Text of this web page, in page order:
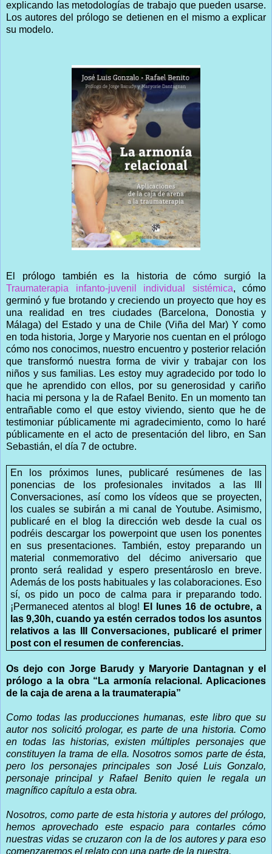
explicando las metodologías de trabajo que pueden usarse.
Los autores del prólogo se detienen en el mismo a explicar
su modelo.
El prólogo también es la historia de cómo surgió la
Traumaterapia infanto-juvenil individual sistémica, cómo
germinó y fue brotando y creciendo un proyecto que hoy es
una realidad en tres ciudades (Barcelona, Donostia y
Málaga) del Estado y una de Chile (Viña del Mar) Y como
en toda historia, Jorge y Maryorie nos cuentan en el prólogo
cómo nos conocimos, nuestro encuentro y posterior relación
que transformó nuestra forma de vivir y trabajar con los
niños y sus familias. Les estoy muy agradecido por todo lo
que he aprendido con ellos, por su generosidad y cariño
hacia mi persona y la de Rafael Benito. En un momento tan
entrañable como el que estoy viviendo, siento que he de
testimoniar públicamente mi agradecimiento, como lo haré
públicamente en el acto de presentación del libro, en San
Sebastián, el día 7 de octubre.
En los próximos lunes, publicaré resúmenes de las
ponencias de los profesionales invitados a las III
Conversaciones, así como los vídeos que se proyecten,
los cuales se subirán a mi canal de Youtube. Asimismo,
publicaré en el blog la dirección web desde la cual os
podréis descargar los powerpoint que usen los ponentes
en sus presentaciones. También, estoy preparando un
material conmemorativo del décimo aniversario que
pronto será realidad y espero presentároslo en breve.
Además de los posts habituales y las colaboraciones. Eso
sí, os pido un poco de calma para ir preparando todo.
¡Permaneced atentos al blog! El lunes 16 de octubre, a
las 9,30h, cuando ya estén cerrados todos los asuntos
relativos a las III Conversaciones, publicaré el primer
post con el resumen de conferencias.
Os dejo con Jorge Barudy y Maryorie Dantagnan y el
prólogo a la obra “La armonía relacional. Aplicaciones
de la caja de arena a la traumaterapia”
Como todas las producciones humanas, este libro que su
autor nos solicitó prologar, es parte de una historia. Como
en todas las historias, existen múltiples personajes que
constituyen la trama de ella. Nosotros somos parte de ésta,
pero los personajes principales son José Luis Gonzalo,
personaje principal y Rafael Benito quien le regala un
magnífico capítulo a esta obra.
Nosotros, como parte de esta historia y autores del prólogo,
hemos aprovechado este espacio para contarles cómo
nuestras vidas se cruzaron con la de los autores y para eso
comenzaremos el relato con una parte de la nuestra.